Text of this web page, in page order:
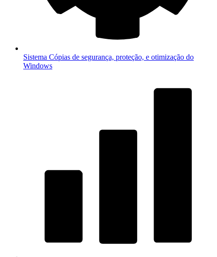
Sistema Cópias de segurança, proteção, e otimização do
Windows